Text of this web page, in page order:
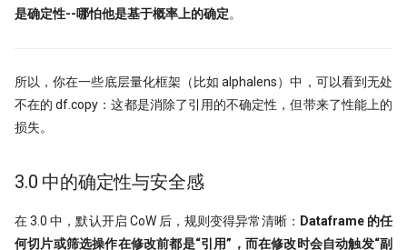
是确定性--哪怕他是基于概率上的确定。
所以，你在一些底层量化框架（比如 alphalens）中，可以看到无处
不在的 df.copy：这都是消除了引用的不确定性，但带来了性能上的
损失。
3.0 中的确定性与安全感
在 3.0 中，默认开启 CoW 后，规则变得异常清晰： Dataframe 的任
何切片或筛选操作在修改前都是“引用”，而在修改时会自动触发“副